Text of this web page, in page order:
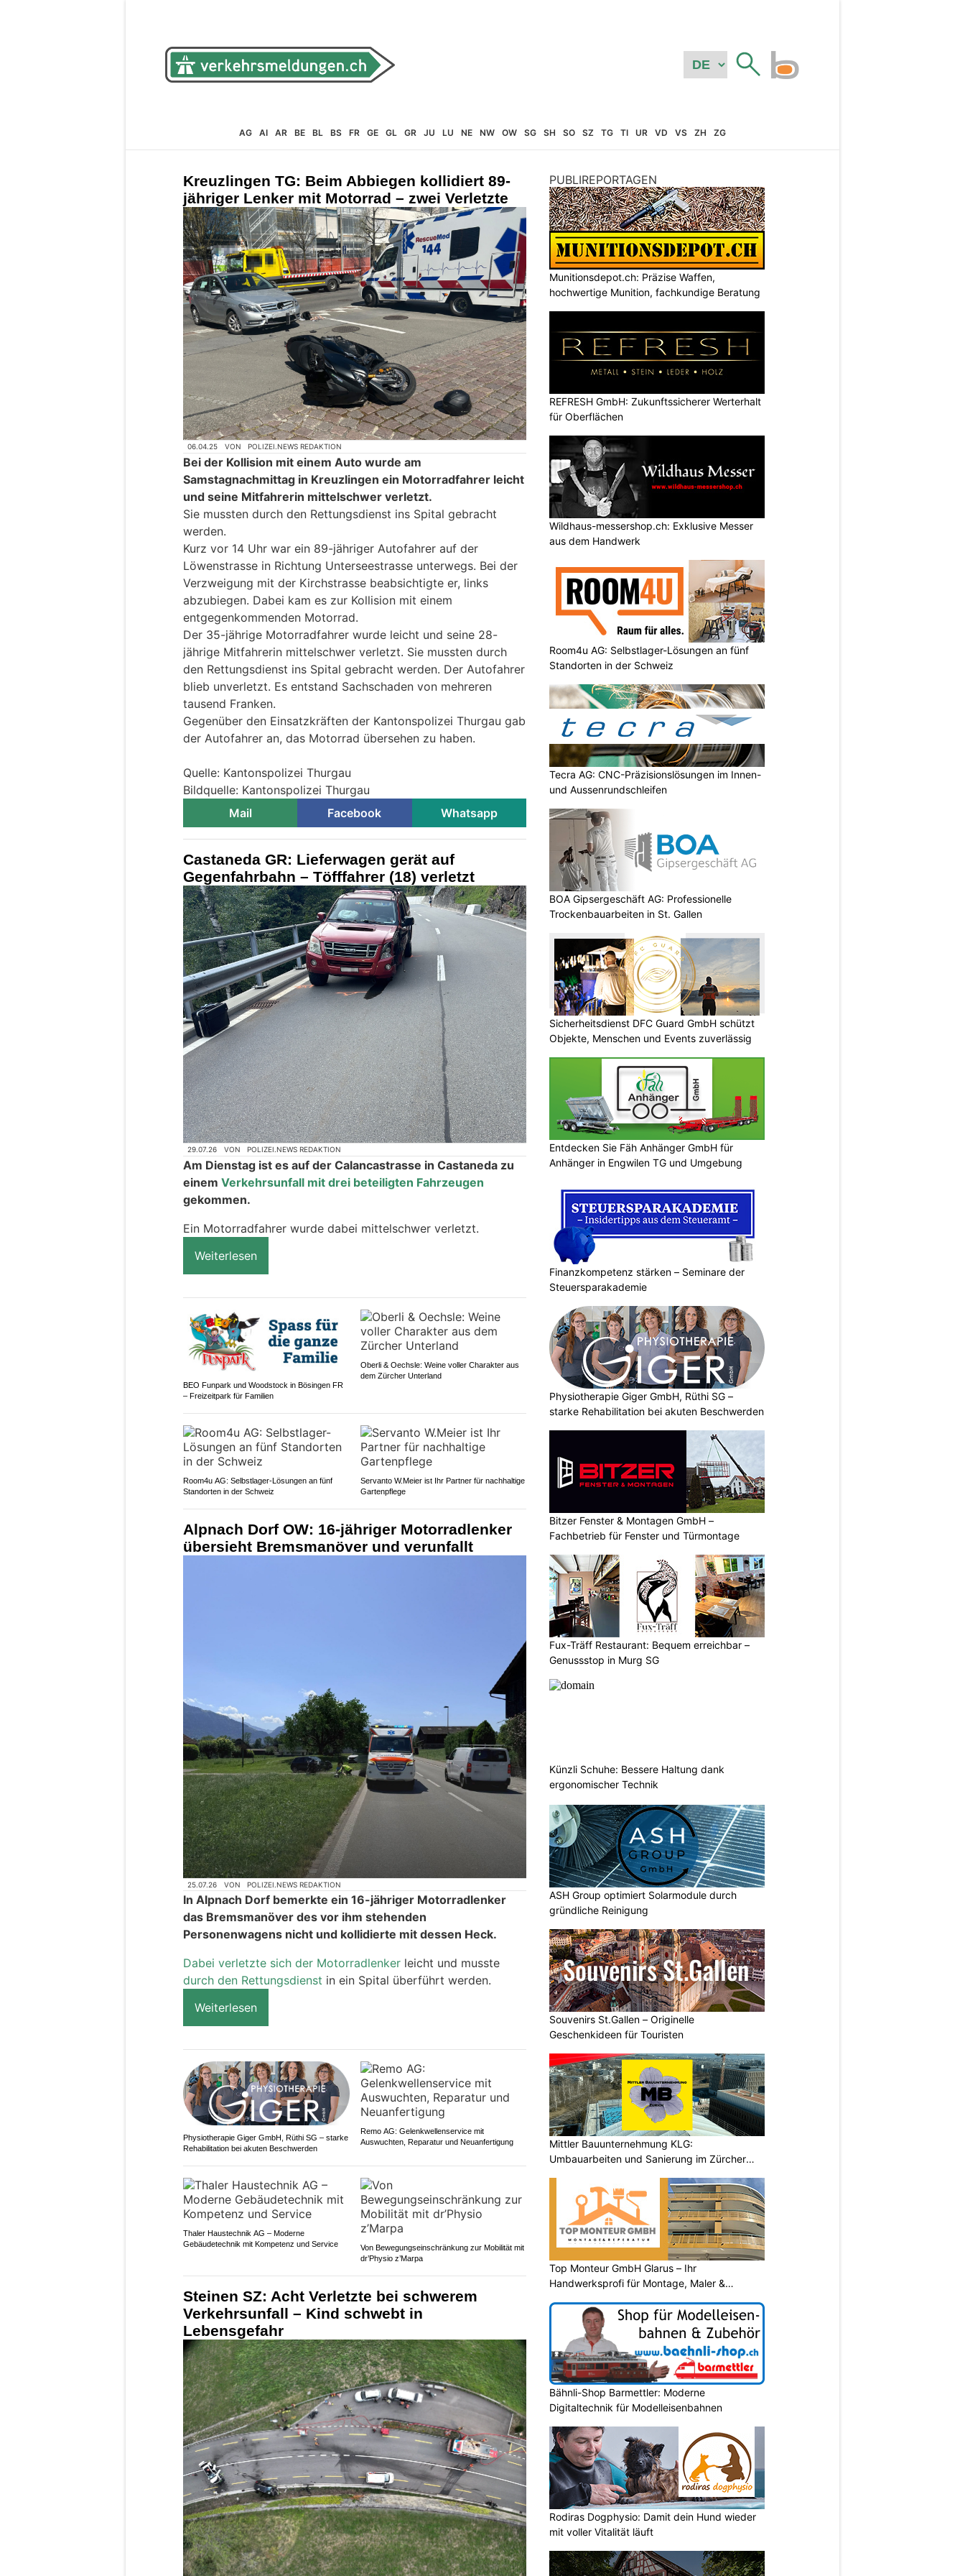
AG AI AR BE BL BS FR GE GL GR JU LU NE NW OW SG SH SO SZ TG TI UR VD VS ZH ZG
Kreuzlingen TG: Beim Abbiegen kollidiert 89-
jähriger Lenker mit Motorrad – zwei Verletzte
06.04.25 VON POLIZEI.NEWS REDAKTION
Bei der Kollision mit einem Auto wurde am
Samstagnachmittag in Kreuzlingen ein Motorradfahrer leicht
und seine Mitfahrerin mittelschwer verletzt.
Sie mussten durch den Rettungsdienst ins Spital gebracht
werden.
Kurz vor 14 Uhr war ein 89-jähriger Autofahrer auf der
Löwenstrasse in Richtung Unterseestrasse unterwegs. Bei der
Verzweigung mit der Kirchstrasse beabsichtigte er, links
abzubiegen. Dabei kam es zur Kollision mit einem
entgegenkommenden Motorrad.
Der 35-jährige Motorradfahrer wurde leicht und seine 28-
jährige Mitfahrerin mittelschwer verletzt. Sie mussten durch
den Rettungsdienst ins Spital gebracht werden. Der Autofahrer
blieb unverletzt. Es entstand Sachschaden von mehreren
tausend Franken.
Gegenüber den Einsatzkräften der Kantonspolizei Thurgau gab
der Autofahrer an, das Motorrad übersehen zu haben.
Quelle: Kantonspolizei Thurgau
Bildquelle: Kantonspolizei Thurgau
Mail
Facebook Whatsapp
Castaneda GR: Lieferwagen gerät auf
Gegenfahrbahn – Töfffahrer (18) verletzt
29.07.26 VON POLIZEI.NEWS REDAKTION
Am Dienstag ist es auf der Calancastrasse in Castaneda zu
einem Verkehrsunfall mit drei beteiligten Fahrzeugen
gekommen.
Ein Motorradfahrer wurde dabei mittelschwer verletzt.
Weiterlesen
BEO Funpark und Woodstock in Bösingen FR
– Freizeitpark für Familien
Oberli & Oechsle: Weine voller Charakter aus
dem Zürcher Unterland
Room4u AG: Selbstlager-Lösungen an fünf
Standorten in der Schweiz
Servanto W.Meier ist Ihr Partner für nachhaltige
Gartenpflege
Alpnach Dorf OW: 16-jähriger Motorradlenker
übersieht Bremsmanöver und verunfallt
25.07.26 VON POLIZEI.NEWS REDAKTION
In Alpnach Dorf bemerkte ein 16-jähriger Motorradlenker
das Bremsmanöver des vor ihm stehenden
Personenwagens nicht und kollidierte mit dessen Heck.
Dabei verletzte sich der Motorradlenker leicht und musste
durch den Rettungsdienst in ein Spital überführt werden.
Weiterlesen
Physiotherapie Giger GmbH, Rüthi SG – starke
Rehabilitation bei akuten Beschwerden
Remo AG: Gelenkwellenservice mit
Auswuchten, Reparatur und Neuanfertigung
Thaler Haustechnik AG – Moderne
Gebäudetechnik mit Kompetenz und Service
Von Bewegungseinschränkung zur Mobilität mit
dr’Physio z’Marpa
Steinen SZ: Acht Verletzte bei schwerem
Verkehrsunfall – Kind schwebt in
Lebensgefahr
PUBLIREPORTAGEN
Munitionsdepot.ch: Präzise Waffen,
hochwertige Munition, fachkundige Beratung
REFRESH GmbH: Zukunftssicherer Werterhalt
für Oberflächen
Wildhaus-messershop.ch: Exklusive Messer
aus dem Handwerk
Room4u AG: Selbstlager-Lösungen an fünf
Standorten in der Schweiz
Tecra AG: CNC-Präzisionslösungen im Innen-
und Aussenrundschleifen
BOA Gipsergeschäft AG: Professionelle
Trockenbauarbeiten in St. Gallen
Sicherheitsdienst DFC Guard GmbH schützt
Objekte, Menschen und Events zuverlässig
Entdecken Sie Fäh Anhänger GmbH für
Anhänger in Engwilen TG und Umgebung
Finanzkompetenz stärken – Seminare der
Steuersparakademie
Physiotherapie Giger GmbH, Rüthi SG –
starke Rehabilitation bei akuten Beschwerden
Bitzer Fenster & Montagen GmbH –
Fachbetrieb für Fenster und Türmontage
Fux-Träff Restaurant: Bequem erreichbar –
Genussstop in Murg SG
Künzli Schuhe: Bessere Haltung dank
ergonomischer Technik
ASH Group optimiert Solarmodule durch
gründliche Reinigung
Souvenirs St.Gallen – Originelle
Geschenkideen für Touristen
Mittler Bauunternehmung KLG:
Umbauarbeiten und Sanierung im Zürcher
Top Monteur GmbH Glarus – Ihr
Handwerksprofi für Montage, Maler &
Bähnli-Shop Barmettler: Moderne
Digitaltechnik für Modelleisenbahnen
Rodiras Dogphysio: Damit dein Hund wieder
mit voller Vitalität läuft